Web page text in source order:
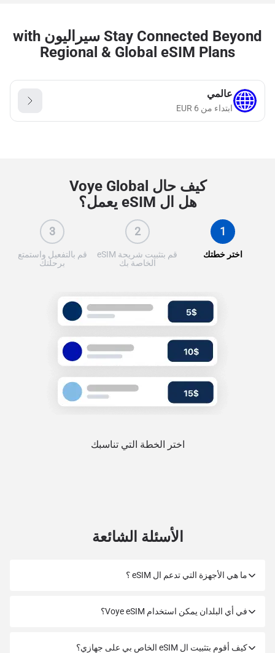
Stay Connected Beyond سيراليون with
Regional & Global eSIM Plans
عالمي
ابتداء من EUR 6
كيف حال Voye Global
هل ال eSIM يعمل؟
1
اختر خطتك
2
قم بتثبيت شريحة eSIM
الخاصة بك
3
قم بالتفعيل واستمتع
برحلتك
اختر الخطة التي تناسبك
الأسئلة الشائعة
ما هي الأجهزة التي تدعم ال eSIM ؟
في أي البلدان يمكن استخدام Voye eSIM؟
كيف أقوم بتثبيت ال eSIM الخاص بي على جهازي؟